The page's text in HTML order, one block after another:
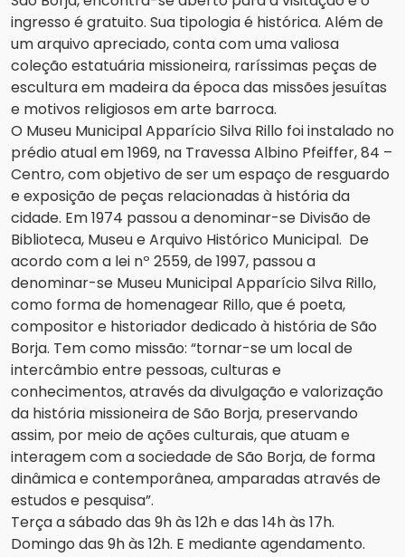
ingresso é gratuito. Sua tipologia é histórica. Além de
um arquivo apreciado, conta com uma valiosa
coleção estatuária missioneira, raríssimas peças de
escultura em madeira da época das missões jesuítas
e motivos religiosos em arte barroca.
O Museu Municipal Apparício Silva Rillo foi instalado no
prédio atual em 1969, na Travessa Albino Pfeiffer, 84 –
Centro, com objetivo de ser um espaço de resguardo
e exposição de peças relacionadas à história da
cidade. Em 1974 passou a denominar-se Divisão de
Biblioteca, Museu e Arquivo Histórico Municipal. De
acordo com a lei nº 2559, de 1997, passou a
denominar-se Museu Municipal Apparício Silva Rillo,
como forma de homenagear Rillo, que é poeta,
compositor e historiador dedicado à história de São
Borja. Tem como missão: “tornar-se um local de
intercâmbio entre pessoas, culturas e
conhecimentos, através da divulgação e valorização
da história missioneira de São Borja, preservando
assim, por meio de ações culturais, que atuam e
interagem com a sociedade de São Borja, de forma
dinâmica e contemporânea, amparadas através de
estudos e pesquisa”.
Terça a sábado das 9h às 12h e das 14h às 17h.
Domingo das 9h às 12h. E mediante agendamento.